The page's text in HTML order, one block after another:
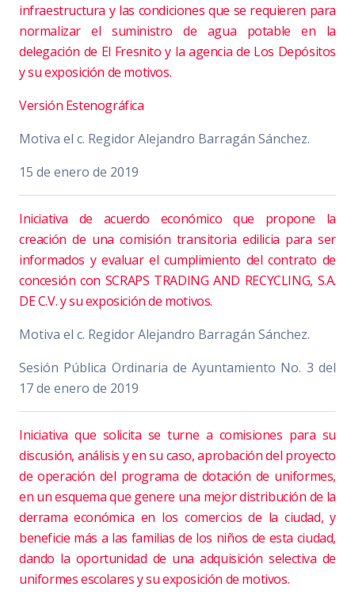
infraestructura y las condiciones que se requieren para
normalizar el suministro de agua potable en la
delegación de El Fresnito y la agencia de Los Depósitos
y su exposición de motivos.
Versión Estenográfica
Motiva el c. Regidor Alejandro Barragán Sánchez.
15 de enero de 2019
Iniciativa de acuerdo económico que propone la
creación de una comisión transitoria edilicia para ser
informados y evaluar el cumplimiento del contrato de
concesión con SCRAPS TRADING AND RECYCLING, S.A.
DE C.V. y su exposición de motivos.
Motiva el c. Regidor Alejandro Barragán Sánchez.
Sesión Pública Ordinaria de Ayuntamiento No. 3 del
17 de enero de 2019
Iniciativa que solicita se turne a comisiones para su
discusión, análisis y en su caso, aprobación del proyecto
de operación del programa de dotación de uniformes,
en un esquema que genere una mejor distribución de la
derrama económica en los comercios de la ciudad, y
beneficie más a las familias de los niños de esta ciudad,
dando la oportunidad de una adquisición selectiva de
uniformes escolares y su exposición de motivos.